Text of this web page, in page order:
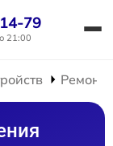
79
21:00
Ремонт